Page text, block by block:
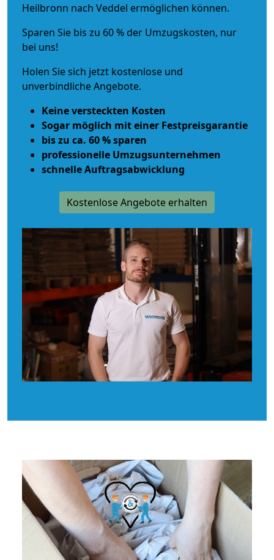
Heilbronn nach Veddel ermöglichen können.
Sparen Sie bis zu 60 % der Umzugskosten, nur
bei uns!
Holen Sie sich jetzt kostenlose und
unverbindliche Angebote.
Keine versteckten Kosten
Sogar möglich mit einer Festpreisgarantie
bis zu ca. 60 % sparen
professionelle Umzugsunternehmen
schnelle Auftragsabwicklung
Kostenlose Angebote erhalten